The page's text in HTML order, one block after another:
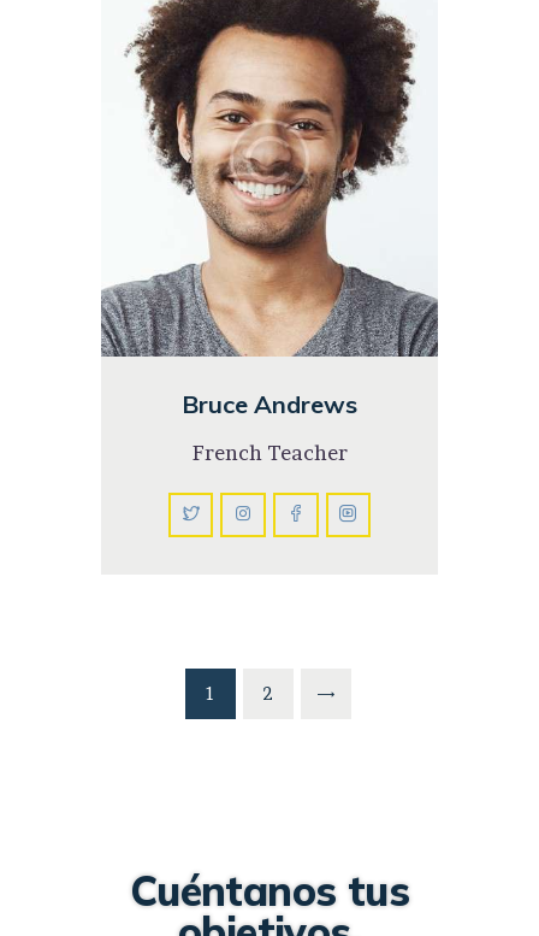
Bruce Andrews
French Teacher
1 2
Cuéntanos tus